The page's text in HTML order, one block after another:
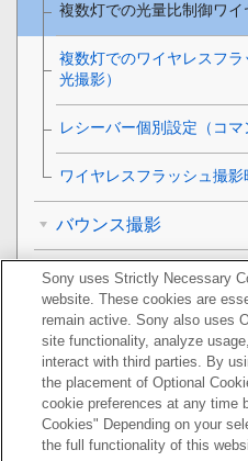
複数灯での光量比制御ワ
複数灯でのワイヤレスフ
光撮影）
レシーバー個別設定（コマ
ワイヤレスフラッシュ撮影
バウンス撮影
メモリー設定を登録す
本機/レシーバーのバー
機能一覧
外部フラッシュ設定に
いのお客様へ
Sony uses Strictly Necessary
website. These cookies are
remain active. Sony also uses
site functionality, analyze
interact with third parties. By
the placement of Optional
cookie preferences at any time
Cookies" Depending on your
the full functionality of this